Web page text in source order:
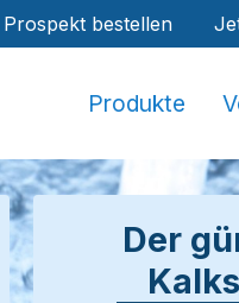
Prospekt bestellen
Produkte
Der